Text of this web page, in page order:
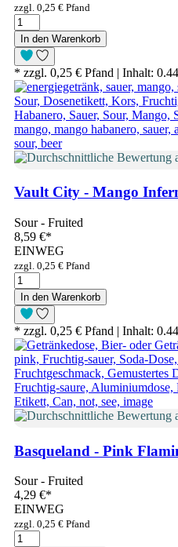
zzgl. 0,25 € Pfand
In den Warenkorb
* zzgl. 0,25 € Pfand | Inhalt:
Vault City - Mango
Sour - Fruited
8,59 €*
EINWEG
zzgl. 0,25 € Pfand
In den Warenkorb
* zzgl. 0,25 € Pfand | Inhalt:
Basqueland - Pink
Sour - Fruited
4,29 €*
EINWEG
zzgl. 0,25 € Pfand